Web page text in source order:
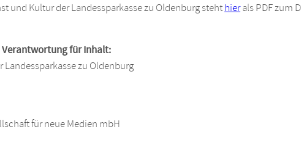
und Kultur der Landessparkasse zu Oldenburg stehthierals PDF zum
für Inhalt:
zu Oldenburg
für neue Medien mbH